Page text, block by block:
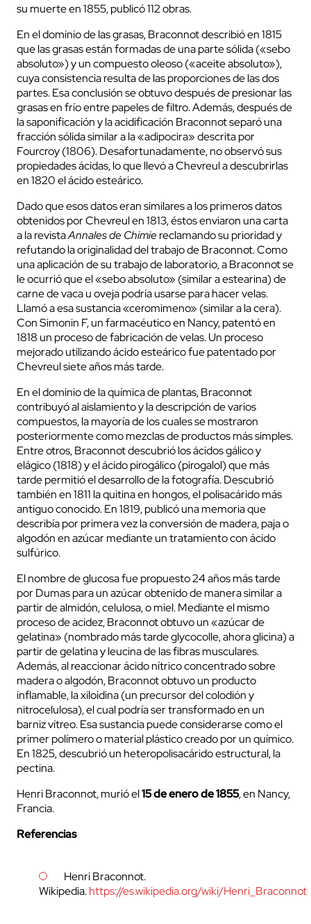
su muerte en 1855, publicó 112 obras.
En el dominio de las grasas, Braconnot describió en 1815
que las grasas están formadas de una parte sólida («sebo
absoluto») y un compuesto oleoso («aceite absoluto»),
cuya consistencia resulta de las proporciones de las dos
partes. Esa conclusión se obtuvo después de presionar las
grasas en frío entre papeles de filtro. Además, después de
la saponificación y la acidificación Braconnot separó una
fracción sólida similar a la «adipocira» descrita por
Fourcroy (1806). Desafortunadamente, no observó sus
propiedades ácidas, lo que llevó a Chevreul a descubrirlas
en 1820 el ácido esteárico.
Dado que esos datos eran similares a los primeros datos
obtenidos por Chevreul en 1813, éstos enviaron una carta
a la revistaAnnales de Chimiereclamando su prioridad y
refutando la originalidad del trabajo de Braconnot. Como
una aplicación de su trabajo de laboratorio, a Braconnot se
le ocurrió que el «sebo absoluto» (similar a estearina) de
carne de vaca u oveja podría usarse para hacer velas.
Llamó a esa sustancia «ceromimeno» (similar a la cera).
Con Simonin F, un farmacéutico en Nancy, patentó en
1818 un proceso de fabricación de velas. Un proceso
mejorado utilizando ácido esteárico fue patentado por
Chevreul siete años más tarde.
En el dominio de la química de plantas, Braconnot
contribuyó al aislamiento y la descripción de varios
compuestos, la mayoría de los cuales se mostraron
posteriormente como mezclas de productos más simples.
Entre otros, Braconnot descubrió los ácidos gálico y
elágico (1818) y el ácido pirogálico (pirogalol) que más
tarde permitió el desarrollo de la fotografía. Descubrió
también en 1811 la quitina en hongos, el polisacárido más
antiguo conocido. En 1819, publicó una memoria que
describía por primera vez la conversión de madera, paja o
algodón en azúcar mediante un tratamiento con ácido
sulfúrico.
El nombre de glucosa fue propuesto 24 años más tarde
por Dumas para un azúcar obtenido de manera similar a
partir de almidón, celulosa, o miel. Mediante el mismo
proceso de acidez, Braconnot obtuvo un «azúcar de
gelatina» (nombrado más tarde glycocolle, ahora glicina) a
partir de gelatina y leucina de las fibras musculares.
Además, al reaccionar ácido nítrico concentrado sobre
madera o algodón, Braconnot obtuvo un producto
inflamable, la xiloidina (un precursor del colodión y
nitrocelulosa), el cual podría ser transformado en un
barniz vítreo. Esa sustancia puede considerarse como el
primer polímero o material plástico creado por un químico.
En 1825, descubrió un heteropolisacárido estructural, la
pectina.
Henri Braconnot, murió el15 de enero de 1855, en Nancy,
Francia.
Referencias
Henri Braconnot.
Wikipedia.https://es.wikipedia.org/wiki/Henri_Braconnot